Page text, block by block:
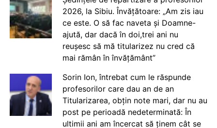
2026, la Sibiu. Învățătoare: „Am zis iau
ce este. O să fac naveta și Doamne-
ajută, dar dacă în doi,trei ani nu
reușesc să mă titularizez nu cred că
mai rămân în învățământ”
Sorin Ion, întrebat cum le răspunde
profesorilor care dau an de an
Titularizarea, obțin note mari, dar nu au
post pe perioadă nedeterminată: În
ultimii ani am încercat să ținem cât se